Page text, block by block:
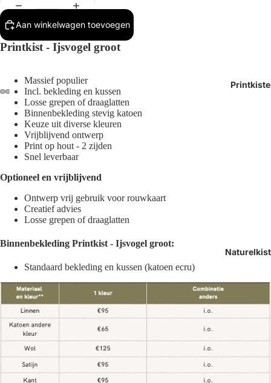
Afbeelding
openen
volledig
Afbeelding
openen
volledig
Afbeelding
openen
volledig
Afbeelding
openen
volledig
Aan winkelwagen toevoegen
Printkist - Ijsvogel groot
Massief populier
Incl. bekleding en kussen
Losse grepen of draaglatten
Binnenbekleding stevig katoen
Keuze uit diverse kleuren
Vrijblijvend ontwerp
Print op hout - 2 zijden
Snel leverbaar
Optioneel en vrijblijvend
Ontwerp vrij gebruik voor rouwkaart
Creatief advies
Losse grepen of draaglatten
Binnenbekleding Printkist - Ijsvogel groot:
Standaard bekleding en kussen (katoen ecru)